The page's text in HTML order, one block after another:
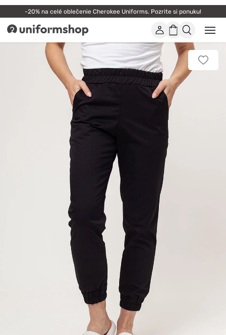
-20% na celé oblečenie Cherokee Uniforms. Pozrite si ponuku!
Uniformshop ÚčetNákupný
košík
alebo
Pridať
k